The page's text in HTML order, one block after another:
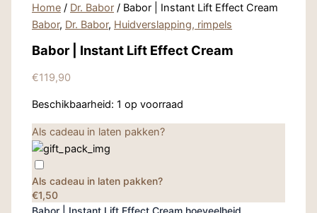
Home / Dr. Babor / Babor | Instant Lift Effect Cream
Babor, Dr. Babor, Huidverslapping, rimpels
Babor | Instant Lift Effect Cream
€119,90
Beschikbaarheid: 1 op voorraad
Als cadeau in laten pakken?
Als cadeau in laten pakken?
€1,50
Babor | Instant Lift Effect Cream hoeveelheid